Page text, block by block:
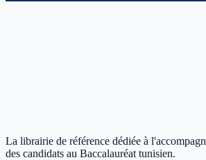
La librairie de référence dédiée à
des candidats au Baccalauréat tunisien.